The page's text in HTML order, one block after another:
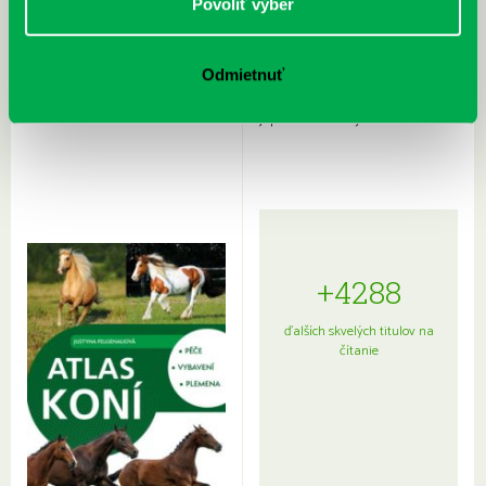
Odmietnuť
Rudź, Przemyslaw: Atlas hviezd:
Hardy, Paula: Japonsko na tanieri:
japonskou kuchyňou a etiketou
+4288
ďalších skvelých titulov na
čítanie